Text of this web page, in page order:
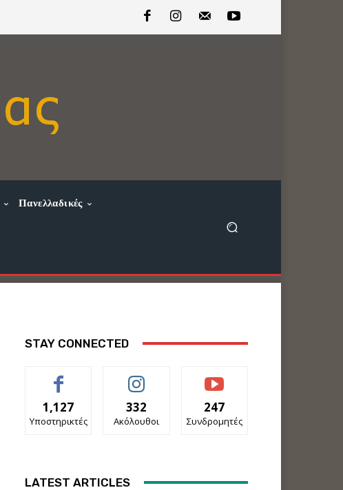
Πανελλαδικές
STAY CONNECTED
1,127
Υποστηρικτές
332
Ακόλουθοι
247
Συνδρομητές
LATEST ARTICLES